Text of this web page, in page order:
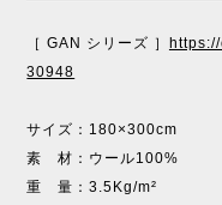
［ GAN シリーズ ］
30948
サイズ：180×300cm
素 材：ウール100%
重 量：3.5Kg/m²